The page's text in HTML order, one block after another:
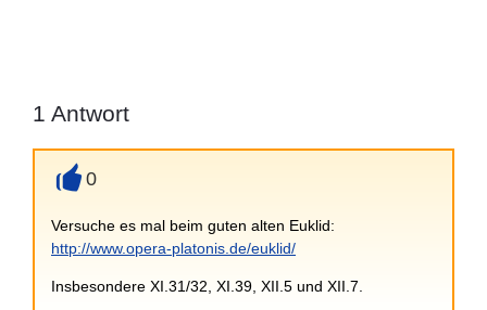
1 Antwort
0
Versuche es mal beim guten alten Euklid:
http://www.opera-platonis.de/euklid/
Insbesondere XI.31/32, XI.39, XII.5 und XII.7.